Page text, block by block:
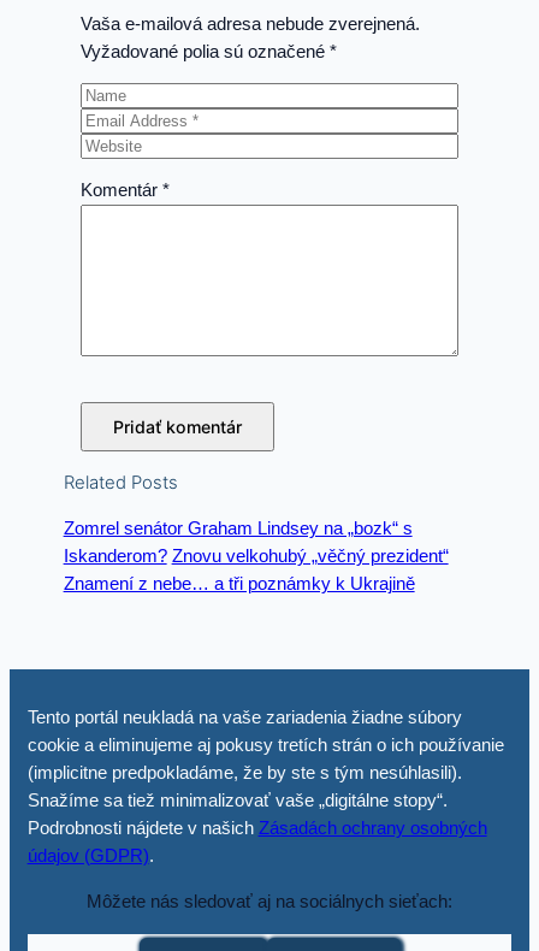
Vaša e-mailová adresa nebude zverejnená.
Vyžadované polia sú označené*
Komentár*
Related Posts
Zomrel senátor Graham Lindsey na „bozk“ s
Iskanderom? Znovu velkohubý „věčný prezident“
Znamení z nebe… a tři poznámky k Ukrajině
Tento portál neukladá na vaše zariadenia žiadne súbory
cookie a eliminujeme aj pokusy tretích strán o ich používanie
(implicitne predpokladáme, že by ste s tým nesúhlasili).
Snažíme sa tiež minimalizovať vaše „digitálne stopy“.
Podrobnosti nájdete v našich Zásadách ochrany osobných
údajov (GDPR).
Môžete nás sledovať aj na sociálnych sieťach: